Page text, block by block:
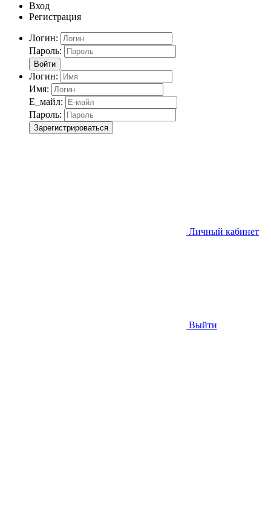
Вход
Регистрация
Логин:
Пароль:
Войти
Логин:
Имя:
Е_майл:
Пароль:
Зарегистрироваться
Личный кабинет
Выйти